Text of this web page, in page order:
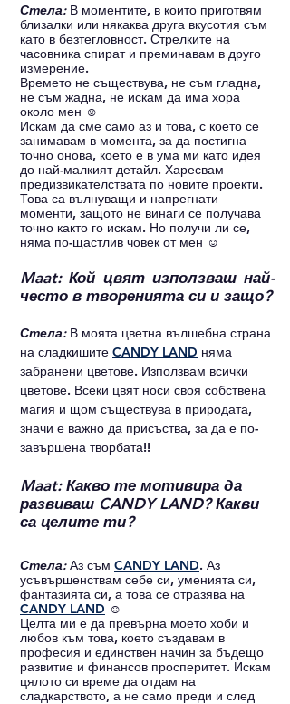
Стела: В моментите, в които приготвям
близалки или някаква друга вкусотия съм
като в безтегловност. Стрелките на
часовника спират и преминавам в друго
измерение.
Времето не съществува, не съм гладна,
не съм жадна, не искам да има хора
около мен ☺
Искам да сме само аз и това, с което се
занимавам в момента, за да постигна
точно онова, което е в ума ми като идея
до най-малкият детайл. Харесвам
предизвикателствата по новите проекти.
Това са вълнуващи и напрегнати
моменти, защото не винаги се получава
точно както го искам. Но получи ли се,
няма по-щастлив човек от мен ☺
Maat: Кой цвят използваш най-
често в творенията си и защо?
Стела: В моята цветна вълшебна страна
на сладкишите CANDY LAND няма
забранени цветове. Използвам всички
цветове. Всеки цвят носи своя собствена
магия и щом съществува в природата,
значи е важно да присъства, за да е по-
завършена творбата!!
Maat: Какво те мотивира да
развиваш CANDY LAND? Какви
са целите ти?
Стела: Аз съм CANDY LAND. Аз
усъвършенствам себе си, уменията си,
фантазията си, а това се отразява на
CANDY LAND ☺
Целта ми е да превърна моето хоби и
любов към това, което създавам в
професия и единствен начин за бъдещо
развитие и финансов просперитет. Искам
цялото си време да отдам на
сладкарството, а не само преди и след